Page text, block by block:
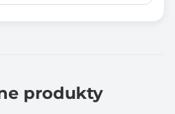
produkty